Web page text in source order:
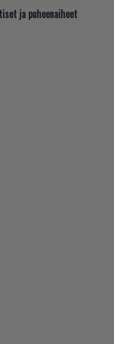
ja puheenaiheet